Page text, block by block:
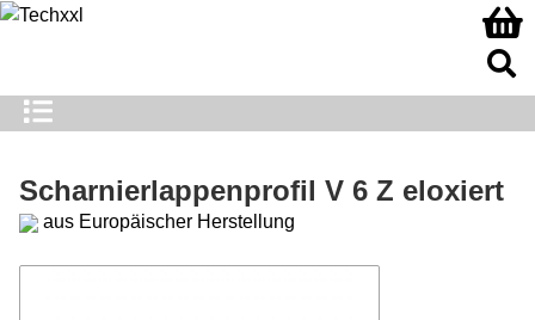
Scharnierlappenprofil V 6 Z eloxiert
aus Europäischer Herstellung